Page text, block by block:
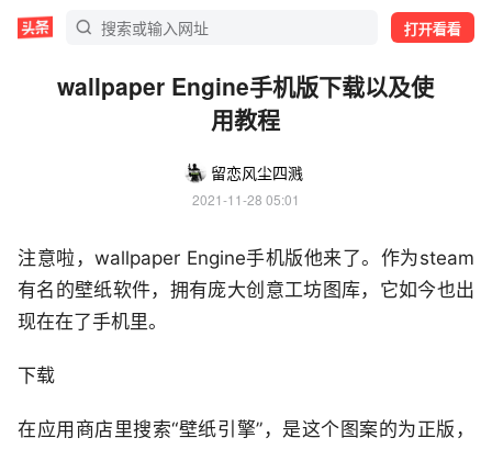
打开看看
wallpaper Engine手机版下载以及使
用教程
留恋风尘四溅
2021-11-28 05:01
注意啦，wallpaper Engine手机版他来了。作为steam
有名的壁纸软件，拥有庞大创意工坊图库，它如今也出
现在在了手机里。
下载
在应用商店里搜索“壁纸引擎”，是这个图案的为正版，